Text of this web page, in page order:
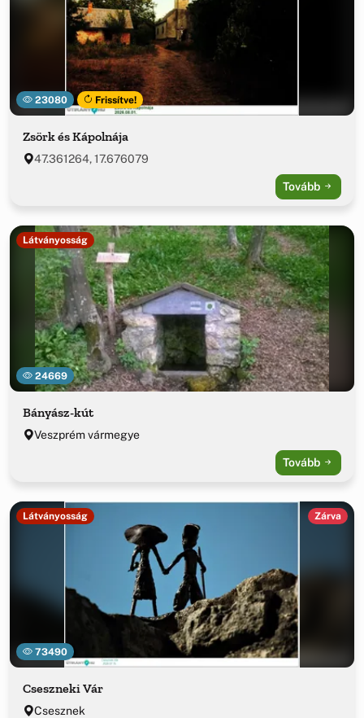
23080 Frissítve!
Zsörk és Kápolnája
47.361264, 17.676079
Tovább
24669
Látványosság
Bányász-kút
Veszprém vármegye
Tovább
73490
Látványosság Zárva
Cseszneki Vár
Csesznek